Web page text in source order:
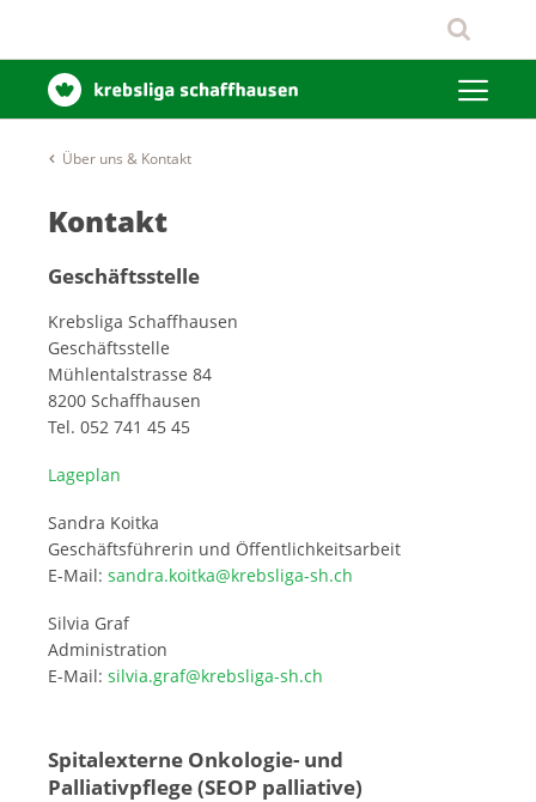
Über uns & Kontakt
Kontakt
Geschäftsstelle
Krebsliga Schaffhausen
Geschäftsstelle
Mühlentalstrasse 84
8200 Schaffhausen
Tel. 052 741 45 45
Lageplan
Sandra Koitka
Geschäftsführerin und Öffentlichkeitsarbeit
E-Mail: sandra.koitka@krebsliga-sh.ch
Silvia Graf
Administration
E-Mail: silvia.graf@krebsliga-sh.ch
Spitalexterne Onkologie- und
Palliativpflege (SEOP palliative)